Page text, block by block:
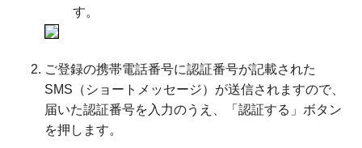
す。
ご登録の携帯電話番号に認証番号が記載された
SMS（ショートメッセージ）が送信されますので、
届いた認証番号を入力のうえ、「認証する」ボタン
を押します。